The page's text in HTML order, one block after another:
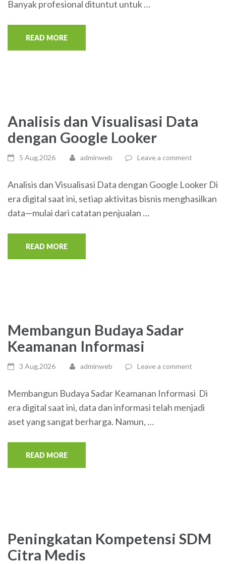
Banyak profesional dituntut untuk …
READ MORE
Analisis dan Visualisasi Data
dengan Google Looker
5 Aug,2026 adminweb Leave a comment
Analisis dan Visualisasi Data dengan Google Looker Di
era digital saat ini, setiap aktivitas bisnis menghasilkan
data—mulai dari catatan penjualan …
READ MORE
Membangun Budaya Sadar
Keamanan Informasi
3 Aug,2026 adminweb Leave a comment
Membangun Budaya Sadar Keamanan Informasi Di
era digital saat ini, data dan informasi telah menjadi
aset yang sangat berharga. Namun, …
READ MORE
Peningkatan Kompetensi SDM
Citra Medis